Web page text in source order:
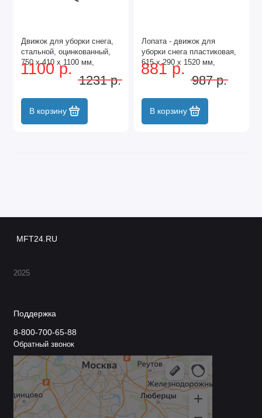
Движок для уборки снега,
стальной, оцинкованный,
750 х 410 х 1100 мм,
стальная рукоятка,
1100 р.
1231 р.
В корзину
Лопата - движок для
уборки снега пластиковая,
615 х 290 х 1520 мм,
стальной черенок, Palisad
881 р.
987 р.
В корзину
MFT24.RU
2025
Поддержка
8-800-700-65-88
Обратный звонок